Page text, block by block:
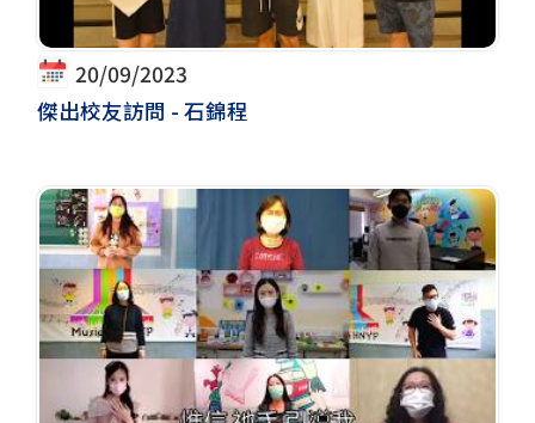
20/09/2023
傑出校友訪問 - 石錦程